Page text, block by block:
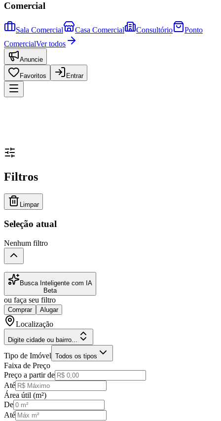
Comercial
Sala Comercial Casa Comercial Consultório
Ponto
ComercialVer todos
Anuncie
Favoritos Entrar
Filtros
Limpar
Seleção atual
Nenhum filtro
Busca Inteligente com IA
Beta
ou faça seu filtro
Comprar Alugar
Localização
Digite cidade ou bairro...
Tipo de Imóvel Todos os tipos
Faixa de Preço
Preço a partir de
Até
Área útil (m²)
De
Até